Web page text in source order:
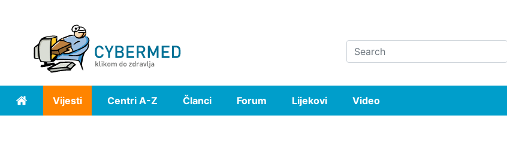
Search
Home Vijesti Centri A-Z Članci Forum Lijekovi Video